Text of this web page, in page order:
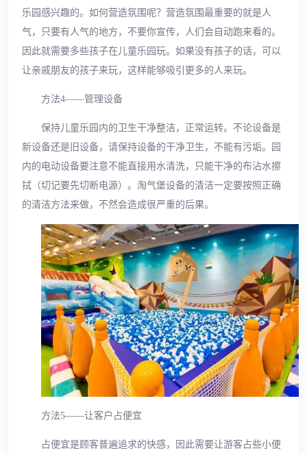
乐园感兴趣的。如何营造氛围呢？营造氛围最重要的就是人
气，只要有人气的地方，不要你宣传，人们会自动跑来看的。
因此就需要多些孩子在儿童乐园玩。如果没有孩子的话，可以
让亲戚朋友的孩子来玩，这样能够吸引更多的人来玩。
方法4——管理设备
保持儿童乐园内的卫生干净整洁，正常运转。不论设备是
新设备还是旧设备，请保持设备的干净卫生，不能有污垢。园
内的电动设备要注意不能直接用水清洗，只能干净的布沾水擦
拭（切记要先切断电源）。淘气堡设备的清洁一定要按照正确
的清洁方法来做，不然会造成很严重的后果。
方法5——让客户占便宜
占便宜是顾客普遍追求的快感，因此需要让游客占些小便